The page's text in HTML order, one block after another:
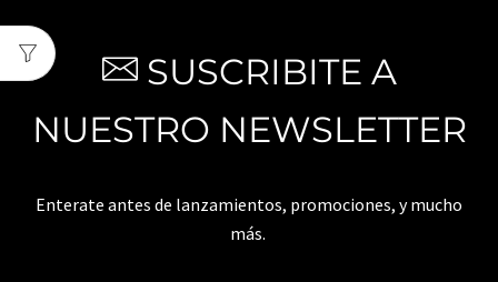
SUSCRIBITE A
NUESTRO NEWSLETTER
Enterate antes de lanzamientos, promociones, y mucho
más.